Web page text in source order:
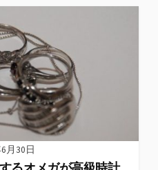
月30日